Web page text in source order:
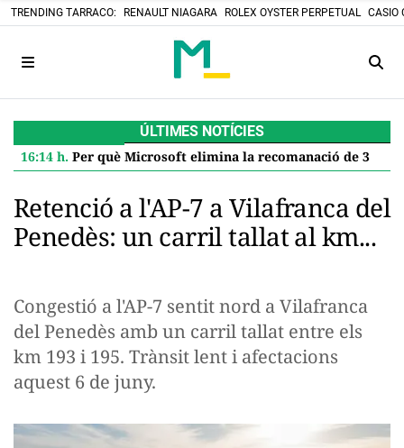
TRENDING TARRACO: RENAULT NIAGARA ROLEX OYSTER PERPETUAL CASIO
ÚLTIMES NOTÍCIES
16:14 h. Per què Microsoft elimina la recomanació de 32 GB de RAM per a Windows 11 i què significa per a tu
Retenció a l'AP-7 a Vilafranca del
Penedès: un carril tallat al km...
Congestió a l'AP-7 sentit nord a Vilafranca
del Penedès amb un carril tallat entre els
km 193 i 195. Trànsit lent i afectacions
aquest 6 de juny.